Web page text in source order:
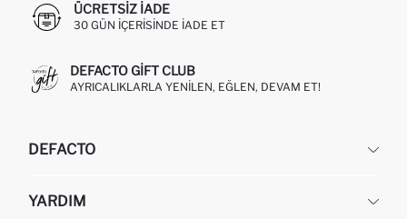
ÜCRETSIZ IADE
30 GÜN IÇERISINDE IADE ET
DEFACTO GIFT CLUB
AYRICALIKLARLA YENILEN, EĞLEN, DEVAM ET!
DEFACTO
HAKKIMIZDA
YARDIM